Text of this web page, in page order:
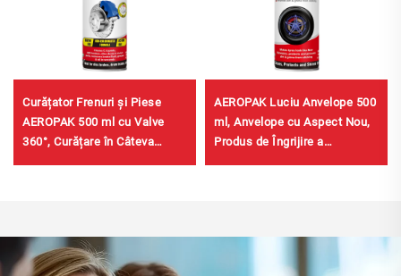
Curățator Frenuri și Piese
AEROPAK 500 ml cu Valve
360°, Curățare în Câteva
AEROPAK Luciu Anvelope 500
ml, Anvelope cu Aspect Nou,
Produs de Îngrijire a